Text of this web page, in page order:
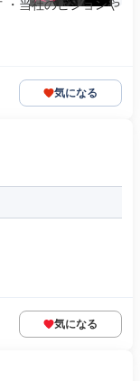
・当社のビジョンや
気になる
気になる